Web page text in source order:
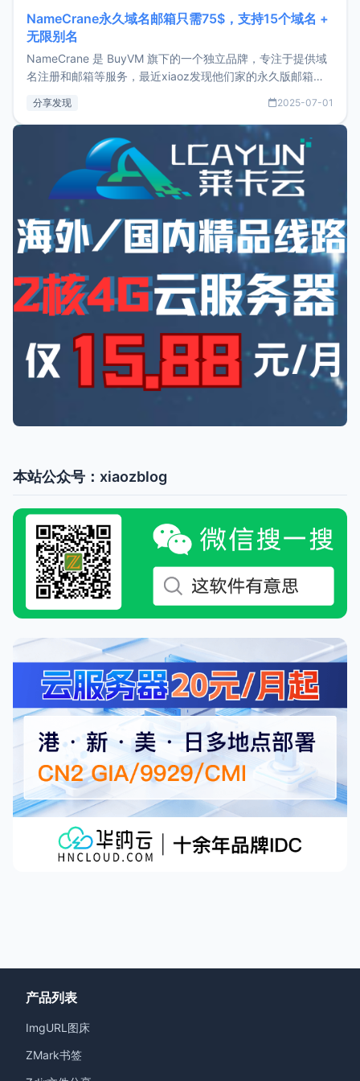
NameCrane永久域名邮箱只需75$，支持15个域名 +
无限别名
NameCrane 是 BuyVM 旗下的一个独立品牌，专注于提供域
名注册和邮箱等服务，最近xiaoz发现他们家的永久版邮箱服
又实惠的域名邮箱，不妨尝试一下 NameCrane。注册
NameCraneNameCrane不支持直接注册，必须要购买
分享发现 2025-07-01
本站公众号：xiaozblog
产品列表
ImgURL图床
ZMark书签